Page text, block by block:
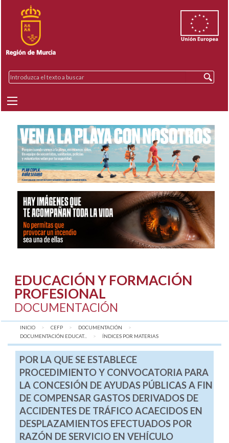
EDUCACIÓN Y FORMACIÓN
PROFESIONAL
DOCUMENTACIÓN
INICIO CEFP
DOCUMENTACIÓN
DOCUMENTACIÓN EDUCAT...
AQUÍ:
ÍNDICES POR MATERIAS
POR LA QUE SE ESTABLECE
PROCEDIMIENTO Y CONVOCATORIA PARA
LA CONCESIÓN DE AYUDAS PÚBLICAS A FIN
DE COMPENSAR GASTOS DERIVADOS DE
ACCIDENTES DE TRÁFICO ACAECIDOS EN
DESPLAZAMIENTOS EFECTUADOS POR
RAZÓN DE SERVICIO EN VEHÍCULO